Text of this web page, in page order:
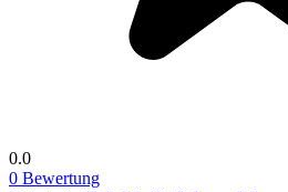
0.0
0 Bewertung